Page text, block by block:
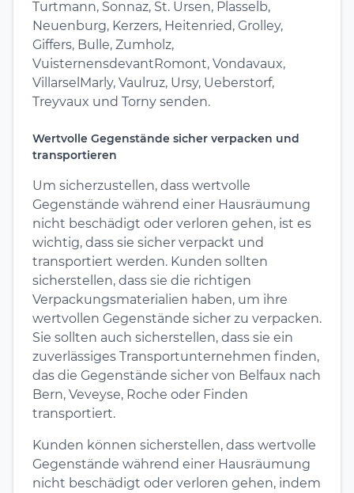
Turtmann, Sonnaz, St. Ursen, Plasselb,
Neuenburg, Kerzers, Heitenried, Grolley,
Giffers, Bulle, Zumholz,
VuisternensdevantRomont, Vondavaux,
VillarselMarly, Vaulruz, Ursy, Ueberstorf,
Treyvaux und Torny senden.
Wertvolle Gegenstände sicher verpacken und
transportieren
Um sicherzustellen, dass wertvolle
Gegenstände während einer Hausräumung
nicht beschädigt oder verloren gehen, ist es
wichtig, dass sie sicher verpackt und
transportiert werden. Kunden sollten
sicherstellen, dass sie die richtigen
Verpackungsmaterialien haben, um ihre
wertvollen Gegenstände sicher zu verpacken.
Sie sollten auch sicherstellen, dass sie ein
zuverlässiges Transportunternehmen finden,
das die Gegenstände sicher von Belfaux nach
Bern, Veveyse, Roche oder Finden
transportiert.
Kunden können sicherstellen, dass wertvolle
Gegenstände während einer Hausräumung
nicht beschädigt oder verloren gehen, indem